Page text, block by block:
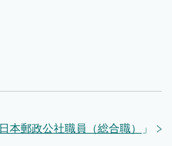
日本郵政公社職員（総合職） 」